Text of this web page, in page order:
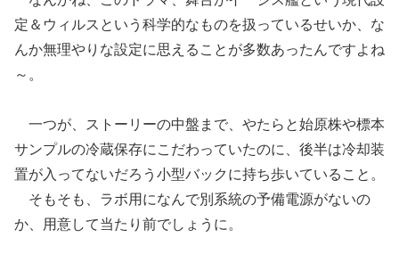
定＆ウィルスという科学的なものを扱っているせいか、な
んか無理やりな設定に思えることが多数あったんですよね
～。
一つが、ストーリーの中盤まで、やたらと始原株や標本
サンプルの冷蔵保存にこだわっていたのに、後半は冷却装
置が入ってないだろう小型バックに持ち歩いていること。
そもそも、ラボ用になんで別系統の予備電源がないの
か、用意して当たり前でしょうに。